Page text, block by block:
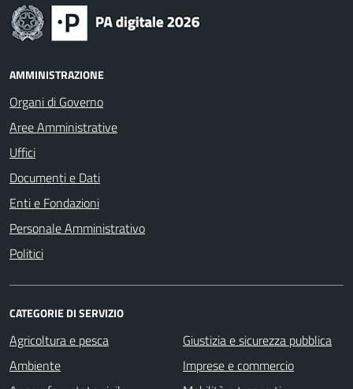
AMMINISTRAZIONE
Organi di Governo
Aree Amministrative
Uffici
Documenti e Dati
Enti e Fondazioni
Personale Amministrativo
Politici
CATEGORIE DI SERVIZIO
Agricoltura e pesca
Ambiente
Giustizia e sicurezza pubblica
Imprese e commercio